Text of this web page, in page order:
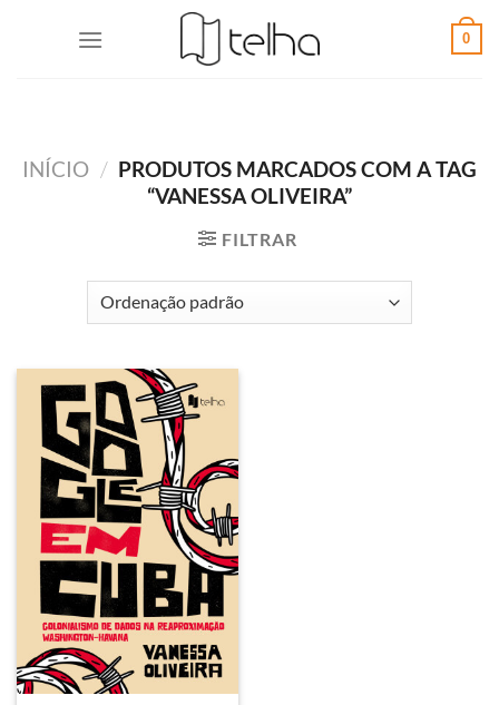
0
INÍCIO / PRODUTOS MARCADOS COM A TAG
“VANESSA OLIVEIRA”
FILTRAR